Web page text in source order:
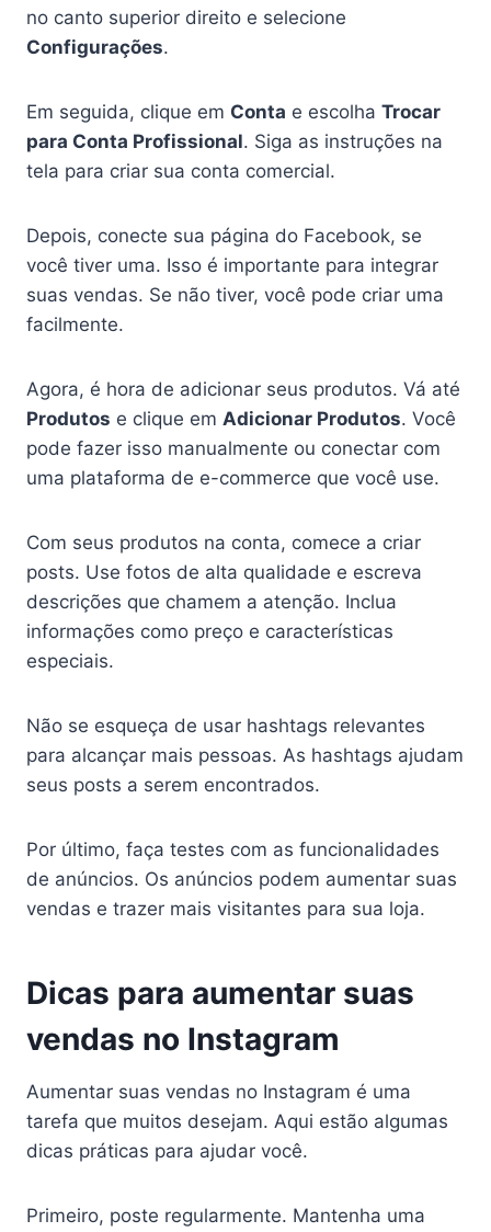
no canto superior direito e selecione
Configurações.
Em seguida, clique em Conta e escolha Trocar
para Conta Profissional. Siga as instruções na
tela para criar sua conta comercial.
Depois, conecte sua página do Facebook, se
você tiver uma. Isso é importante para integrar
suas vendas. Se não tiver, você pode criar uma
facilmente.
Agora, é hora de adicionar seus produtos. Vá até
Produtos e clique em Adicionar Produtos. Você
pode fazer isso manualmente ou conectar com
uma plataforma de e-commerce que você use.
Com seus produtos na conta, comece a criar
posts. Use fotos de alta qualidade e escreva
descrições que chamem a atenção. Inclua
informações como preço e características
especiais.
Não se esqueça de usar hashtags relevantes
para alcançar mais pessoas. As hashtags ajudam
seus posts a serem encontrados.
Por último, faça testes com as funcionalidades
de anúncios. Os anúncios podem aumentar suas
vendas e trazer mais visitantes para sua loja.
Dicas para aumentar suas
vendas no Instagram
Aumentar suas vendas no Instagram é uma
tarefa que muitos desejam. Aqui estão algumas
dicas práticas para ajudar você.
Primeiro, poste regularmente. Mantenha uma